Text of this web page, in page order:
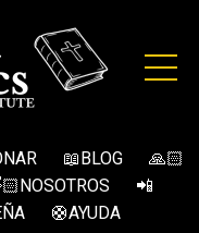
📖BLOG
🙏🏻
📲
🛟AYUDA